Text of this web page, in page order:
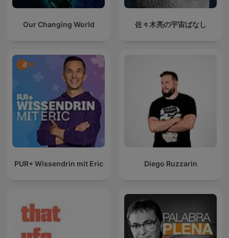
Our Changing World 佐々木亮の宇宙ばなし
PUR+ Wissendrin mit Eric Diego Ruzzarin